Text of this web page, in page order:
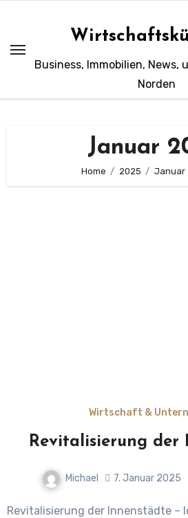
springen
Business, Immobilien, News,
Norden
Januar
Home 2025 Januar
Wirtschaft &
Revitalisierung der
Michael 7. Januar 2025
Revitalisierung der Innenstädte – Ideen Innenstädte neu